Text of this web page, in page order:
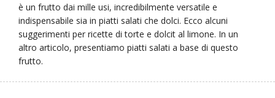
è un frutto dai mille usi, incredibilmente versatile e
indispensabile sia in piatti salati che dolci. Ecco alcuni
suggerimenti per ricette di torte e dolcit al limone. In un
altro articolo, presentiamo piatti salati a base di questo
frutto.